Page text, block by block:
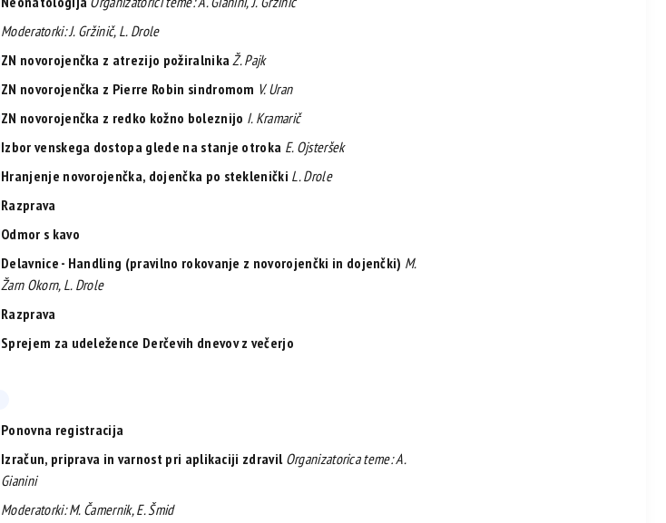
Moderatorki: J. Gržinič, L. Drole
ZN novorojenčka z atrezijo požiralnika Ž. Pajk
ZN novorojenčka z Pierre Robin sindromom V. Uran
ZN novorojenčka z redko kožno boleznijo I. Kramarič
Izbor venskega dostopa glede na stanje otroka E. Ojsteršek
Hranjenje novorojenčka, dojenčka po steklenički L. Drole
Razprava
Odmor s kavo
Delavnice - Handling (pravilno rokovanje z novorojenčki in dojenčki) M.
Žarn Okorn, L. Drole
Razprava
Sprejem za udeležence Derčevih dnevov z večerjo
Ponovna registracija
Izračun, priprava in varnost pri aplikaciji zdravilOrganizatorica teme: A.
Gianini
Moderatorki: M. Čamernik, E. Šmid